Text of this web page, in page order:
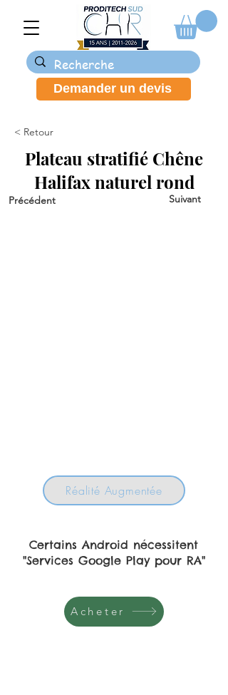
Demander un devis
< Retour
Plateau stratifié Chêne
Halifax naturel rond
Précédent Suivant
Réalité Augmentée
Certains Android nécessitent
"Services Google Play pour RA"
Acheter